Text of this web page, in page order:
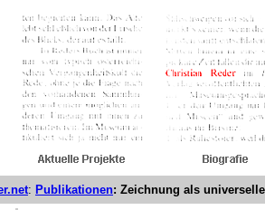
: Publikationen: Zeichnung als